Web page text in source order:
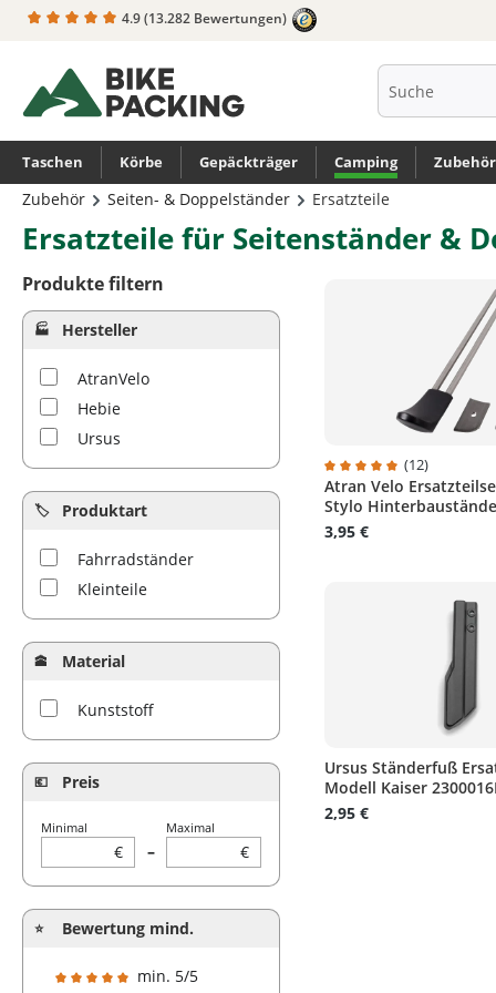
Zur Hauptnavigation springen
4.9(13.282 Bewertungen)
Taschen Körbe Gepäckträger Camping Zubehör
Zubehör Seiten- & Doppelständer Ersatzteile
Ersatzteile für Seitenständer &
Produkte filtern
Hersteller
AtranVelo
Hebie
Ursus
Produktart
Fahrradständer
Kleinteile
Material
Kunststoff
Preis
Minimal
€ –
Maximal
€
Bewertung mind.
min. 5/5
Durchschnittliche
(12)
Atran Velo
Stylo
3,95 €
Ursus Ständerfuß
Modell Kaiser
2,95 €